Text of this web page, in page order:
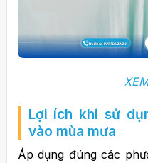
Lợi ích khi sử
vào mùa mưa
Áp dụng đúng các